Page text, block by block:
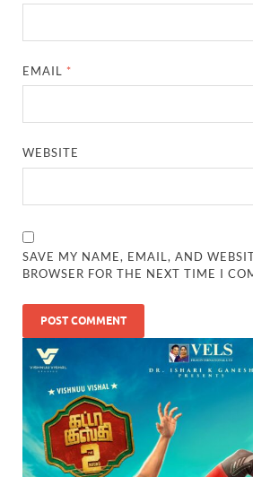
EMAIL *
WEBSITE
SAVE MY NAME, EMAIL, AND
BROWSER FOR THE NEXT TIME I